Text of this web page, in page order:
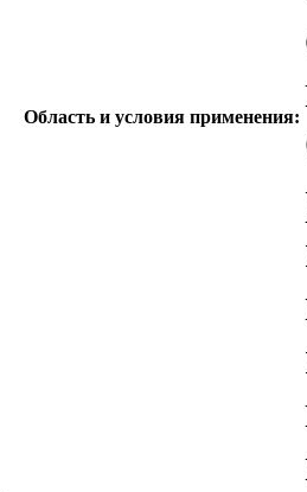
Область и условия применения: